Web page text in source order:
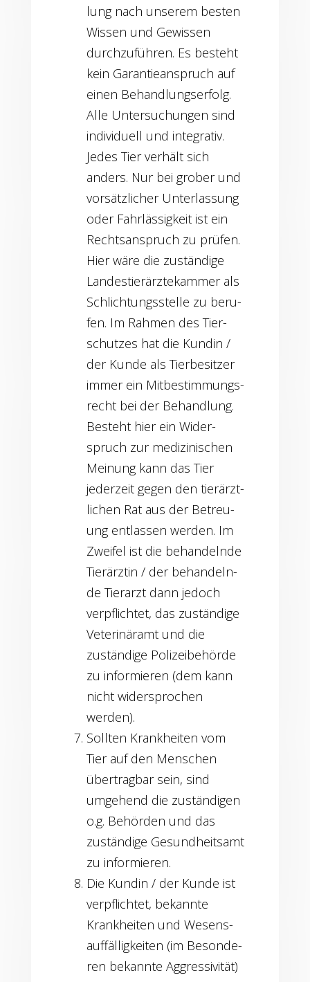
lung nach unse­rem bes­ten
Wis­sen und Gewis­sen
durch­zu­füh­ren. Es besteht
kein Garan­tie­an­spruch auf
einen Behand­lungs­er­folg.
Alle Unter­su­chun­gen sind
indi­vi­du­ell und inte­gra­tiv.
Jedes Tier ver­hält sich
anders. Nur bei gro­ber und
vor­sätz­li­cher Unter­las­sung
oder Fahr­läs­sig­keit ist ein
Rechts­an­spruch zu prü­fen.
Hier wäre die zustän­di­ge
Lan­des­tier­ärz­te­kam­mer als
Schlich­tungs­stel­le zu beru­
fen. Im Rah­men des Tier­
schut­zes hat die Kun­din /
der Kun­de als Tier­be­sit­zer
immer ein Mit­be­stim­mungs­
recht bei der Behand­lung.
Besteht hier ein Wider­
spruch zur medi­zi­ni­schen
Mei­nung kann das Tier
jeder­zeit gegen den tier­ärzt­
li­chen Rat aus der Betreu­
ung ent­las­sen wer­den. Im
Zwei­fel ist die behan­deln­de
Tier­ärz­tin / der behan­deln­
de Tier­arzt dann jedoch
ver­pflich­tet, das zustän­di­ge
Vete­ri­när­amt und die
zustän­di­ge Poli­zei­be­hör­de
zu infor­mie­ren (dem kann
nicht wider­spro­chen
werden).
Soll­ten Krank­hei­ten vom
Tier auf den Men­schen
über­trag­bar sein, sind
umge­hend die zustän­di­gen
o.g. Behör­den und das
zustän­di­ge Gesund­heits­amt
zu informieren.
Die Kun­din / der Kun­de ist
ver­pflich­tet, bekann­te
Krank­hei­ten und Wesens­
auf­fäl­lig­kei­ten (im Beson­de­
ren bekann­te Aggres­si­vi­tät)